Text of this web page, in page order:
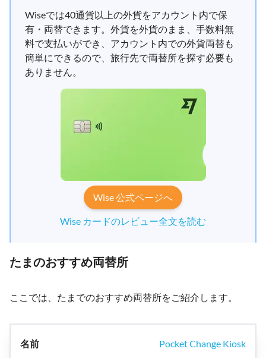
Wiseでは40通貨以上の外貨をアカウント内で保
有・両替できます。外貨を外貨のまま、手数料無
料で支払いができ、アカウント内での外貨両替も
簡単にできるので、旅行先で両替所を探す必要も
ありません。
Wise 公式ページへ
Wise カードのレビュー全文を読む
たまのおすすめ両替所
ここでは、たまでのおすすめ両替所をご紹介します。
Pocket Change Kiosk